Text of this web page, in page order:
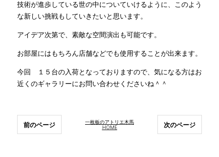
技術が進歩している世の中についていけるように、このよう
な新しい挑戦もしていきたいと思います。
アイデア次第で、素敵な空間演出も可能です。
お部屋にはもちろん店舗などでも使用することが出来ます。
今回 １５台の入荷となっておりますので、気になる方はお
近くのギャラリーにお問い合わせくださいね＾＾
一枚板のアトリエ木馬
HOME
前のページ 次のページ